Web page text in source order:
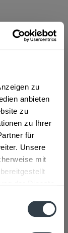
zu
anbieten
zu
zu Ihrer
für
Unsere
mit